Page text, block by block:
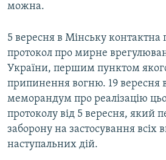
можна.
5 вересня в Мінську контактна
протокол про мирне
України, першим пунктом
припинення вогню. 19 вересня
меморандум про реалізацію
протоколу від 5 вересня, який
заборону на застосування всіх
наступальних дій.